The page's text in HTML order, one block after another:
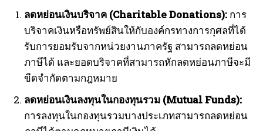
ลดหย่อนเงินบริจาค (Charitable Donations): การ
บริจาคเงินหรือทรัพย์สินให้กับองค์กรทางการกุศลที่ได้
รับการยอมรับจากหน่วยงานภาครัฐ สามารถลดหย่อน
ภาษีได้ และยอดบริจาคที่สามารถหักลดหย่อนภาษีจะมี
ขีดจำกัดตามกฎหมาย
ลดหย่อนเงินลงทุนในกองทุนรวม (Mutual Funds):
การลงทุนในกองทุนรวมบางประเภทสามารถลดหย่อน